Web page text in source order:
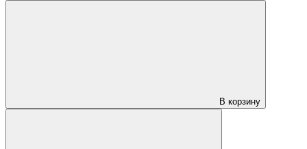
В корзину